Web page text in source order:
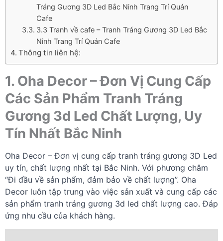
Tráng Gương 3D Led Bắc Ninh Trang Trí Quán
Cafe
3.3 Tranh về cafe – Tranh Tráng Gương 3D Led Bắc
Ninh Trang Trí Quán Cafe
Thông tin liên hệ:
1. Oha Decor – Đơn Vị Cung Cấp
Các Sản Phẩm Tranh Tráng
Gương 3d Led Chất Lượng, Uy
Tín Nhất Bắc Ninh
Oha Decor – Đơn vị cung cấp tranh tráng gương 3D Led
uy tín, chất lượng nhất tại Bắc Ninh. Với phương châm
“Đi đầu về sản phẩm, đảm bảo về chất lượng”. Oha
Decor luôn tập trung vào việc sản xuất và cung cấp các
sản phẩm tranh tráng gương 3d led chất lượng cao. Đáp
ứng nhu cầu của khách hàng.